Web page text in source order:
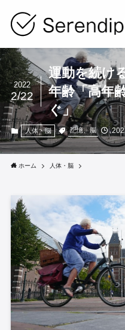
運動を続け
年齢「高年
ぐ」
2022
2/22
人体・脳 記憶、脳
ホーム 人体・脳